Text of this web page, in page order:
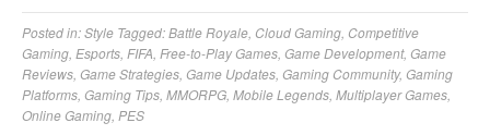
Posted in:Style Tagged:Battle Royale Cloud Gaming Competitive
Gaming Esports FIFA Free-to-Play Games Game Development, Game
Reviews Game Strategies Game Updates Gaming Community, Gaming
Platforms Gaming Tips MMORPG Mobile Legends Multiplayer Games
Online Gaming PES